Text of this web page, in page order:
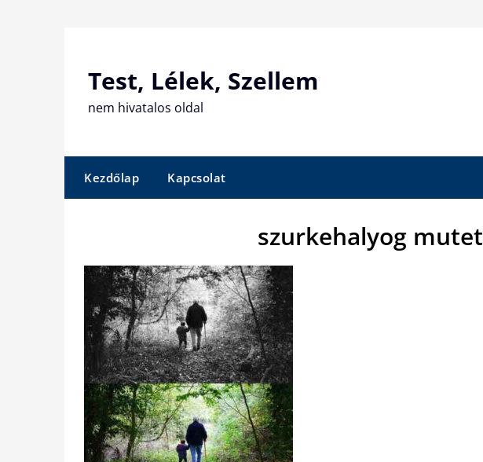
Test, Lélek, Szellem
nem hivatalos oldal
Kezdőlap Kapcsolat
szurkehalyog mutet